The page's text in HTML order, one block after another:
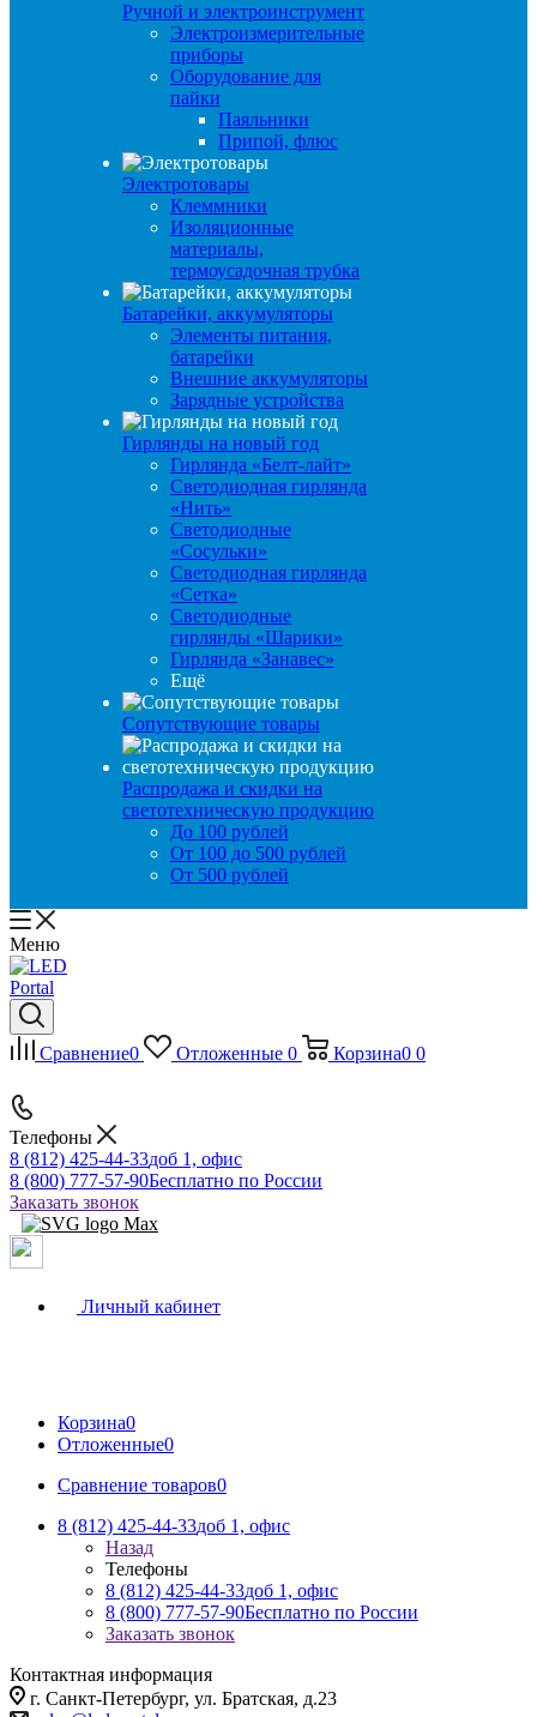
Ручной и электроинструмент
Электроизмерительные
приборы
Оборудование для
пайки
Паяльники
Припой, флюс
Электротовары
Клеммники
Изоляционные
материалы,
термоусадочная трубка
Батарейки, аккумуляторы
Элементы питания,
батарейки
Внешние аккумуляторы
Зарядные устройства
Гирлянды на новый год
Гирлянда «Белт-лайт»
Светодиодная гирлянда
«Нить»
Светодиодные
«Сосульки»
Светодиодная гирлянда
«Сетка»
Светодиодные
гирлянды «Шарики»
Гирлянда «Занавес»
Ещё
Сопутствующие товары
Распродажа и скидки на
светотехническую продукцию
До 100 рублей
От 100 до 500 рублей
От 500 рублей
Меню
Сравнение0 Отложенные 0 Корзина0 0
Телефоны
8 (812) 425-44-33доб 1, офис
8 (800) 777-57-90Бесплатно по России
Заказать звонок
Личный кабинет
Корзина0
Отложенные0
Сравнение товаров0
8 (812) 425-44-33доб 1, офис
Назад
Телефоны
8 (812) 425-44-33доб 1, офис
8 (800) 777-57-90Бесплатно по России
Заказать звонок
Контактная информация
г. Санкт-Петербург, ул. Братская, д.23